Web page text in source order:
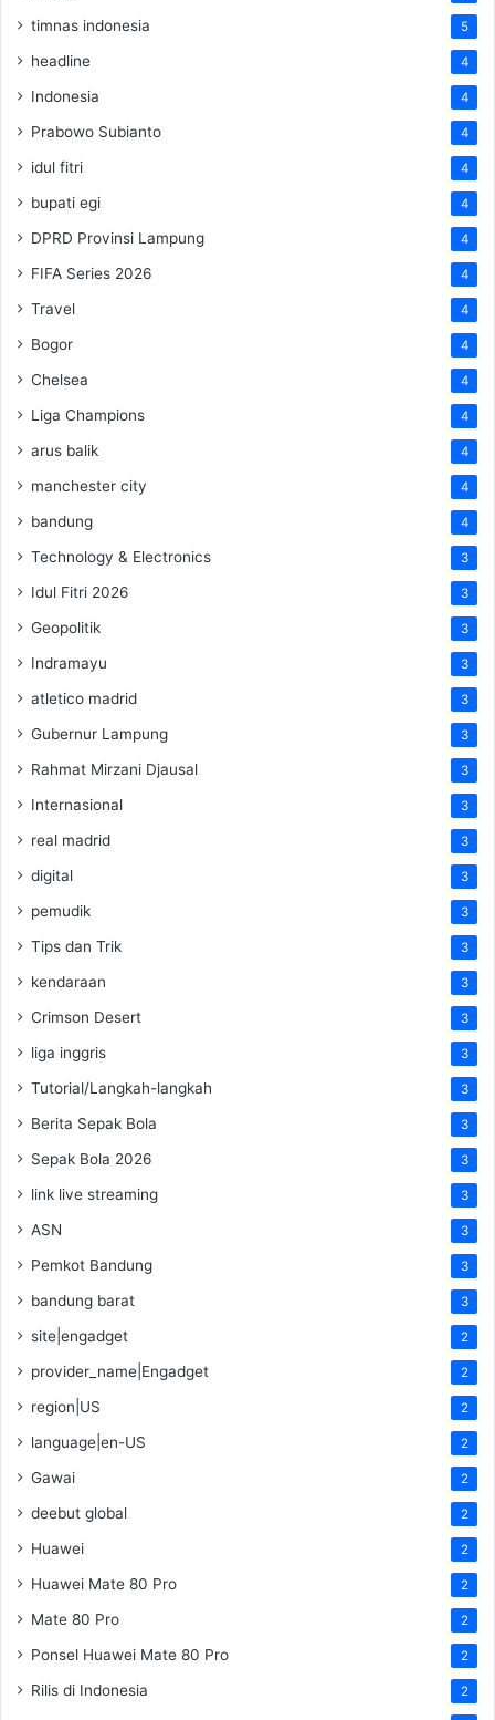
timnas indonesia 5
headline 4
Indonesia 4
Prabowo Subianto 4
idul fitri 4
bupati egi 4
DPRD Provinsi Lampung 4
FIFA Series 2026 4
Travel 4
Bogor 4
Chelsea 4
Liga Champions 4
arus balik 4
manchester city 4
bandung 4
Technology & Electronics 3
Idul Fitri 2026 3
Geopolitik 3
Indramayu 3
atletico madrid 3
Gubernur Lampung 3
Rahmat Mirzani Djausal 3
Internasional 3
real madrid 3
digital 3
pemudik 3
Tips dan Trik 3
kendaraan 3
Crimson Desert 3
liga inggris 3
Tutorial/Langkah-langkah 3
Berita Sepak Bola 3
Sepak Bola 2026 3
link live streaming 3
ASN 3
Pemkot Bandung 3
bandung barat 3
site|engadget 2
provider_name|Engadget 2
region|US 2
language|en-US 2
Gawai 2
deebut global 2
Huawei 2
Huawei Mate 80 Pro 2
Mate 80 Pro 2
Ponsel Huawei Mate 80 Pro 2
Rilis di Indonesia 2